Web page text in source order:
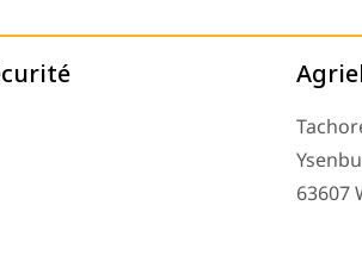
63607